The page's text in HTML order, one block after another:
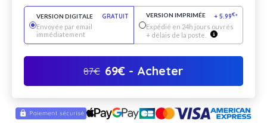
VERSION DIGITALE
GRATUIT
Envoyée par email
immédiatement
VERSION IMPRIMÉE + 5.99€*
Expédié en 24h jours ouvrés
+ délais de la poste.
87€ 69€ - Acheter